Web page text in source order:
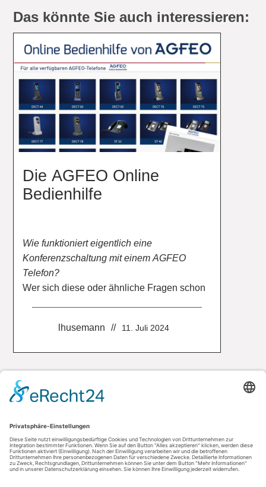
Das könnte Sie auch interessieren:
Die AGFEO Online
Bedienhilfe
lhusemann 11. Juli 2024
Wie funktioniert eigentlich eine
Konferenzschaltung mit einem AGFEO
Telefon?
Wer sich diese oder ähnliche Fragen schon
werden diese und viele weitere Funktionen
Telefonen beiliegt!
Kontakt
AGFEO GmbH & Co. KG
33647 Bielefeld